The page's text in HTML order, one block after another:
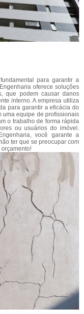
para garantir a
oferece soluções
que podem causar danos
interno. A empresa utiliza
para garantir a eficácia do
uma equipe de profissionais
o trabalho de forma rápida
ou usuários do imóvel.
você garante a
ter que se preocupar com
orçamento!